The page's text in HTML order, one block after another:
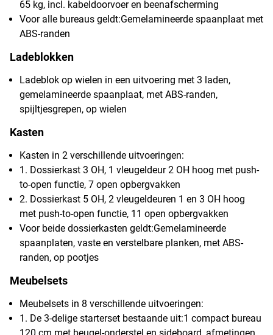
65 kg, incl. kabeldoorvoer en beenafscherming
Voor alle bureaus geldt:Gemelamineerde spaanplaat met
ABS-randen
Ladeblokken
Ladeblok op wielen in een uitvoering met 3 laden,
gemelamineerde spaanplaat, met ABS-randen,
spijltjesgrepen, op wielen
Kasten
Kasten in 2 verschillende uitvoeringen:
1. Dossierkast 3 OH, 1 vleugeldeur 2 OH hoog met push-
to-open functie, 7 open opbergvakken
2. Dossierkast 5 OH, 2 vleugeldeuren 1 en 3 OH hoog
met push-to-open functie, 11 open opbergvakken
Voor beide dossierkasten geldt:Gemelamineerde
spaanplaten, vaste en verstelbare planken, met ABS-
randen, op pootjes
Meubelsets
Meubelsets in 8 verschillende uitvoeringen:
1. De 3-delige starterset bestaande uit:1 compact bureau
120 cm met beugel-onderstel en sideboard, afmetingen